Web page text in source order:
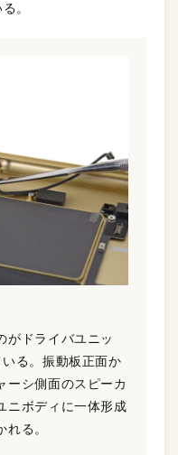
。
がドライバユニッ
る。振動板正面か
ーシ側面のスピーカ
ニボディに一体形成
る。